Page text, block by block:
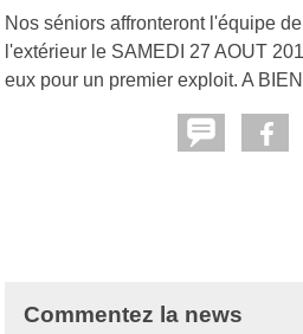
Nos séniors affronteront l'équipe
l'extérieur le SAMEDI 27 AOUT
eux pour un premier exploit. A
Commentez la news